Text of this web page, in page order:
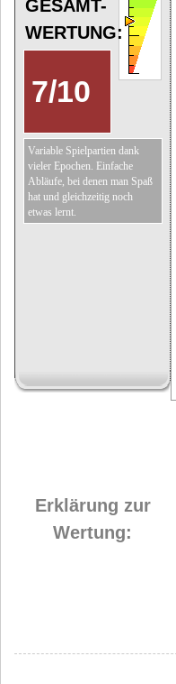
GESAMT-
WERTUNG:
7/10
Variable Spielpartien dank
vieler Epochen. Einfache
Abläufe, bei denen man Spaß
hat und gleichzeitig noch
etwas lernt.
Erklärung zur
Wertung: